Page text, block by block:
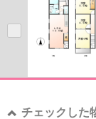
チェックした